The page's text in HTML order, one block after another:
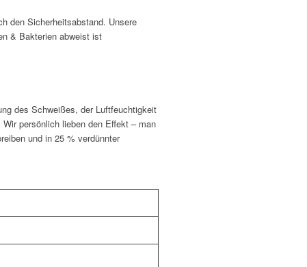
den Sicherheitsabstand. Unsere
& Bakterien abweist ist
des Schweißes, der Luftfeuchtigkeit
persönlich lieben den Effekt – man
und in 25 % verdünnter